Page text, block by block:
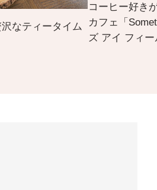
なティータイム
コーヒー好き
カフェ「
ズ アイ フィ